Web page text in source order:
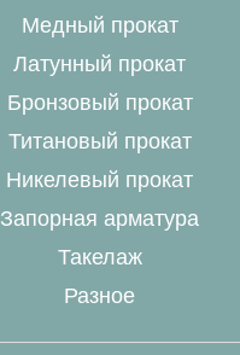
Медный прокат
Латунный прокат
Бронзовый прокат
Титановый прокат
Никелевый прокат
Запорная арматура
Такелаж
Разное